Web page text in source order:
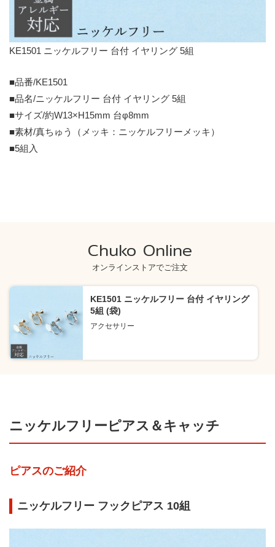
KE1501 ニッケルフリー 台付 イヤリング 5組
■品番/KE1501
■品名/ニッケルフリー 台付 イヤリング 5組
■サイズ/約W13×H15mm 台φ8mm
■素材/真ちゅう（メッキ：ニッケルフリーメッキ）
■5組入
Chuko Online
オンラインストアでご注文
KE1501 ニッケルフリー 台付 イヤリング
5組 (袋)
アクセサリー
ニッケルフリーピアス＆キャッチ
ピアスのご紹介
ニッケルフリー フックピアス 10組